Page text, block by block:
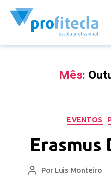
Mês:
EVENTOS
Erasmus
Por Luis Monteiro